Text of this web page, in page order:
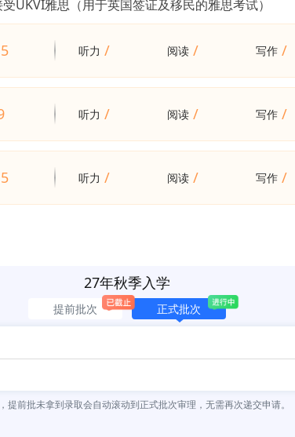
UKVI雅思（用于英国签证及移民的雅思考试）
听力 / 阅读 / 写作 /
听力 / 阅读 / 写作 /
听力 / 阅读 / 写作 /
27年秋季入学
提前批次 正式批次
提前批未拿到录取会自动滚动到正式批次审理，无需再次递交申请。